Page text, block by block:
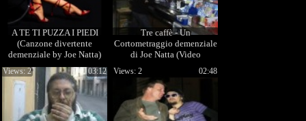
A TE TI PUZZA I PIEDI
(Canzone divertente
demenziale by Joe Natta)
Tre caffè - Un
Cortometraggio demenziale
di Joe Natta (Video
divertente comico)
03:12
Views: 2 02:48
Views: 2